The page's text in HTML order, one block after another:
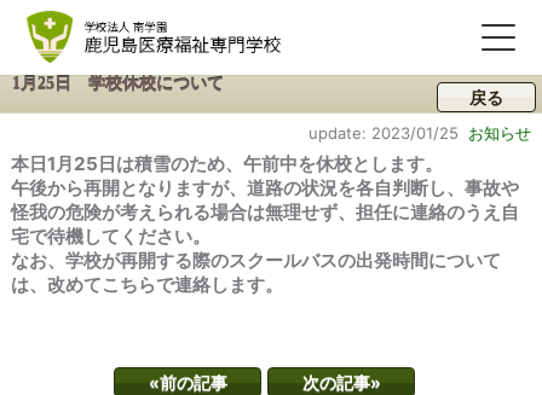
1月25日 学校休校について
戻る
update: 2023/01/25 お知らせ
本日1月25日は積雪のため、午前中を休校とします。
午後から再開となりますが、道路の状況を各自判断し、事故や
怪我の危険が考えられる場合は無理せず、担任に連絡のうえ自
宅で待機してください。
なお、学校が再開する際のスクールバスの出発時間について
は、改めてこちらで連絡します。
«前の記事 次の記事»